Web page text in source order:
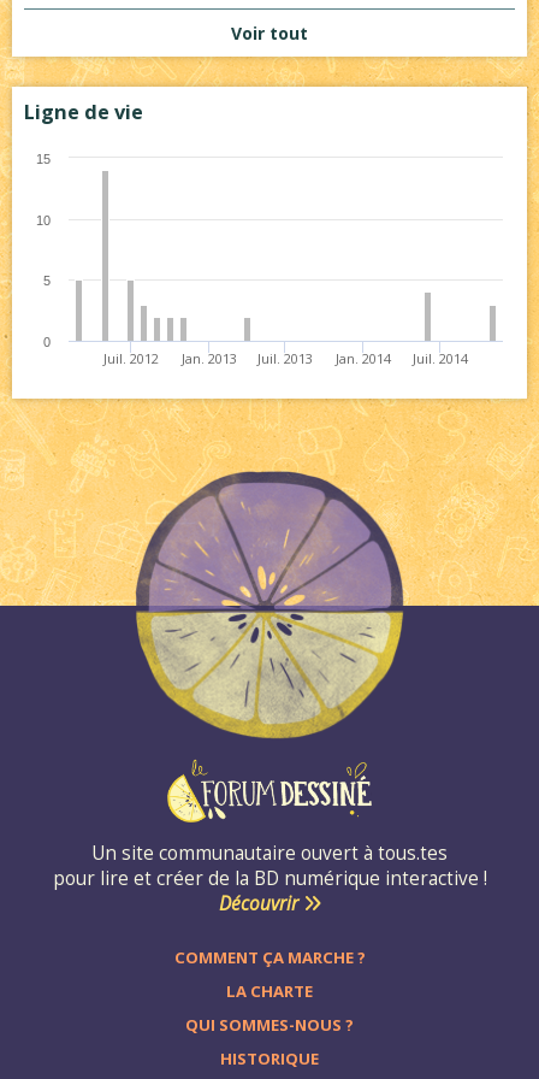
Voir tout
Ligne de vie
Juil. 2012 Jan. 2013 Juil. 2013 Jan. 2014 Juil. 2014
0
5
10
15
Un site communautaire ouvert à tous.tes
pour lire et créer de la BD numérique interactive !
Découvrir
COMMENT ÇA MARCHE ?
LA CHARTE
QUI SOMMES-NOUS ?
HISTORIQUE